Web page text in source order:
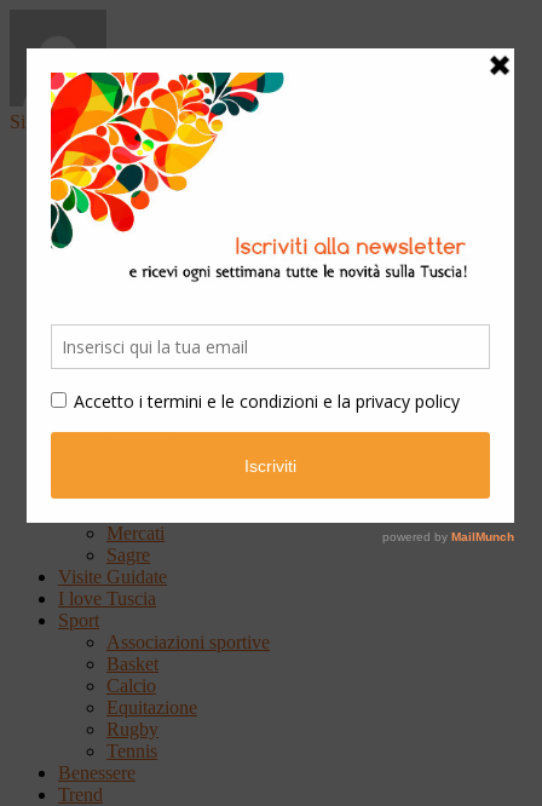
Sign in
Home
Arte & Cultura
Classica
Convegni
Libri
Qui Ateneo
Scuola e Formazione
Cinema
Mercati
Sagre
Visite Guidate
I love Tuscia
Sport
Associazioni sportive
Basket
Calcio
Equitazione
Rugby
Tennis
Benessere
Trend